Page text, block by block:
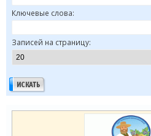
Ключевые слова:
Записей на страницу: